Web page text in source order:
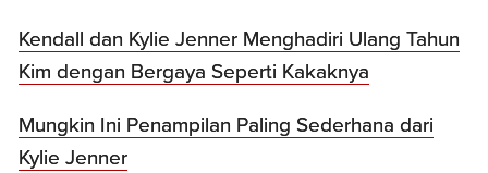
Kendall dan Kylie Jenner Menghadiri Ulang Tahun
Kim dengan Bergaya Seperti Kakaknya
Mungkin Ini Penampilan Paling Sederhana dari
Kylie Jenner